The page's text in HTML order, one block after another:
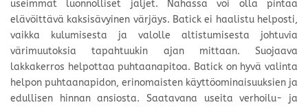
useimmat luonnolliset jäljet. Nahassa voi olla pintaa
elävöittävä kaksisävyinen värjäys. Batick ei haalistu helposti,
vaikka kulumisesta ja valolle altistumisesta johtuvia
värimuutoksia tapahtuukin ajan mittaan. Suojaava
lakkakerros helpottaa puhtaanapitoa. Batick on hyvä valinta
helpon puhtaanapidon, erinomaisten käyttöominaisuuksien ja
edullisen hinnan ansiosta. Saatavana useita verhoilu- ja